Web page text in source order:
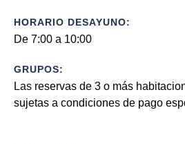
HORARIO DESAYUNO:
De 7:00 a 10:00
GRUPOS:
Las reservas de 3 o más
sujetas a condiciones de pago